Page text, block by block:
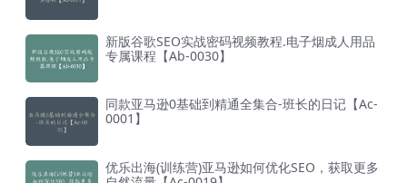
新版谷歌SEO实战密码视频教程.电子烟成人用品
专属课程【Ab-0030】
同款亚马逊0基础到精通全集合-班长的日记【Ac-
0001】
优乐出海(训练营)亚马逊如何优化SEO，获取更多